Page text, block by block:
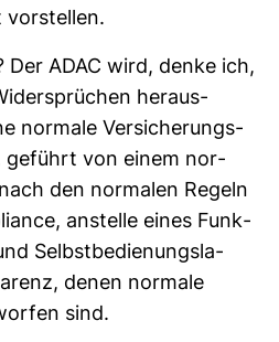
vor­stellen.
Der ADAC wird, denke ich,
her­aus­
nor­male Ver­si­che­rungs­
geführt von einem nor­
den nor­malen Regeln
anstelle eines Funk­
Selbst­be­die­nungs­la­
denen nor­male
sind.